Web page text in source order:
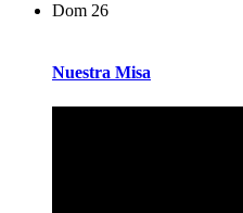
Dom 26
Nuestra Misa